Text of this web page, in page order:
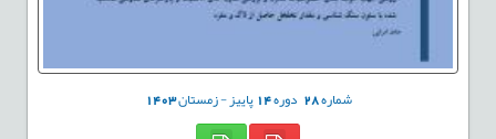
شماره28 دوره14پاییز - زمستان1403